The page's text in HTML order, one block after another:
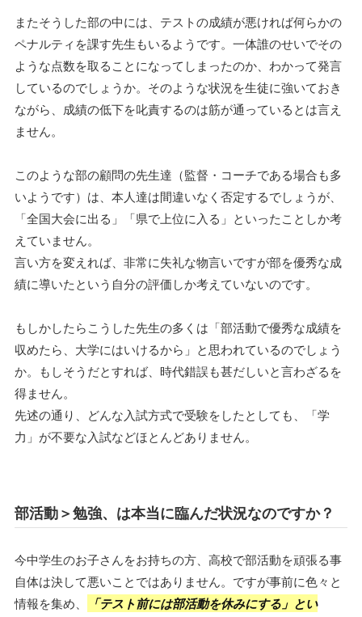
またそうした部の中には、テストの成績が悪ければ何らかの
ペナルティを課す先生もいるようです。一体誰のせいでその
ような点数を取ることになってしまったのか、わかって発言
しているのでしょうか。そのような状況を生徒に強いておき
ながら、成績の低下を叱責するのは筋が通っているとは言え
ません。
このような部の顧問の先生達（監督・コーチである場合も多
いようです）は、本人達は間違いなく否定するでしょうが、
「全国大会に出る」「県で上位に入る」といったことしか考
えていません。
言い方を変えれば、非常に失礼な物言いですが部を優秀な成
績に導いたという自分の評価しか考えていないのです。
もしかしたらこうした先生の多くは「部活動で優秀な成績を
収めたら、大学にはいけるから」と思われているのでしょう
か。もしそうだとすれば、時代錯誤も甚だしいと言わざるを
得ません。
先述の通り、どんな入試方式で受験をしたとしても、「学
力」が不要な入試などほとんどありません。
部活動＞勉強、は本当に臨んだ状況なのですか？
今中学生のお子さんをお持ちの方、高校で部活動を頑張る事
自体は決して悪いことではありません。ですが事前に色々と
情報を集め、
「テスト前には部活動を休みにする」とい